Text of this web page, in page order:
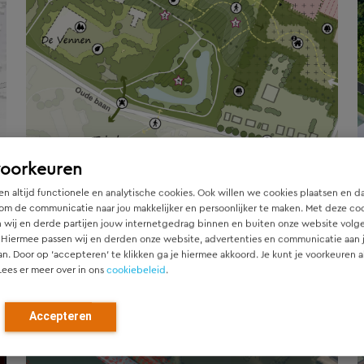
altijd functionele en analytische cookies. Ook willen we cookies plaatsen en
de communicatie naar jou makkelijker en persoonlijker te maken. Met deze
wij en derde partijen jouw internetgedrag binnen en buiten onze website
passen wij en derden onze website, advertenties en communicatie aan
Door op ‘accepteren’ te klikken ga je hiermee akkoord. Je kunt je voorkeuren
er meer over in onscookiebeleid.
Accepteren
GEMEENTE DONGEN
De gemeente Dongen staat voor een
woningbouwopgave van 600 woningen.
Uit een locatieonderzoek naar geschikte
bouwlocaties is onder andere het...